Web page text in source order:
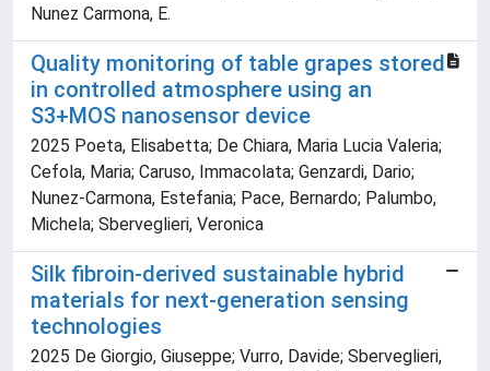
Nunez Carmona, E.
Quality monitoring of table grapes stored
in controlled atmosphere using an
S3+MOS nanosensor device
2025 Poeta, Elisabetta; De Chiara, Maria Lucia Valeria;
Cefola, Maria; Caruso, Immacolata; Genzardi, Dario;
Nunez-Carmona, Estefania; Pace, Bernardo; Palumbo,
Michela; Sberveglieri, Veronica
Silk fibroin-derived sustainable hybrid
materials for next-generation sensing
technologies
2025 De Giorgio, Giuseppe; Vurro, Davide; Sberveglieri,